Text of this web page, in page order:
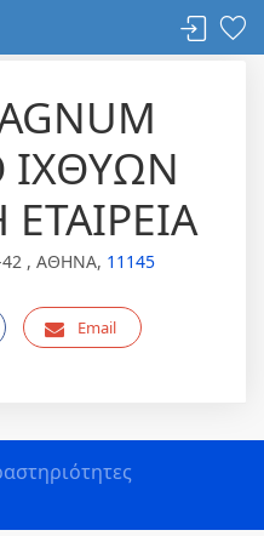
42 , ΑΘΗΝΑ, 11145
Email